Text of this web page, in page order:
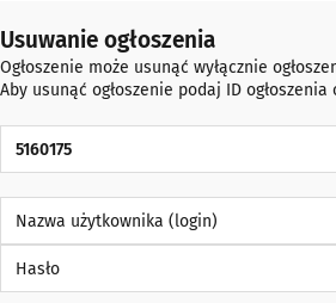
Usuwanie ogłoszenia
Ogłoszenie może usunąć wyłącznie
Aby usunąć ogłoszenie podaj ID
Nazwa użytkownika (login)